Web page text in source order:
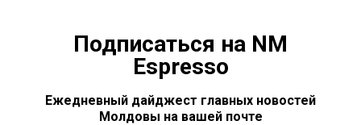
Подписаться на NM
Espresso
Ежедневный дайджест главных новостей
Молдовы на вашей почте